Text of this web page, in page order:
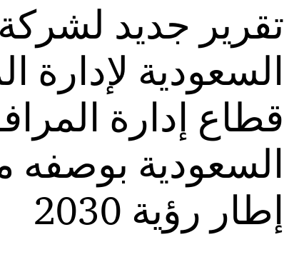
تقرير جديد
السعودية
قطاع إدارة
السعودية بوصفه
إطار رؤية 2030